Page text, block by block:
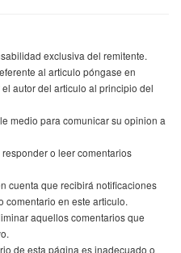
exclusiva del remitente.
al articulo póngase en
autor del articulo al principio del
medio para comunicar su opinion a
o leer comentarios
cuenta que recibirá notificaciones
comentario en este articulo.
aquellos comentarios que
de esta página es inadecuado o